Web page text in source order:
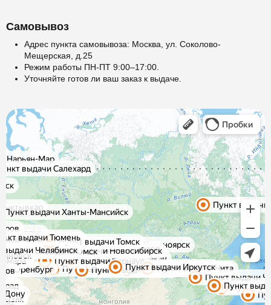
Самовывоз
Адрес пункта самовывоза: Москва, ул. Соколово-
Мещерская, д.25
Режим работы ПН-ПТ 9:00–17:00.
Уточняйте готов ли ваш заказ к выдаче.